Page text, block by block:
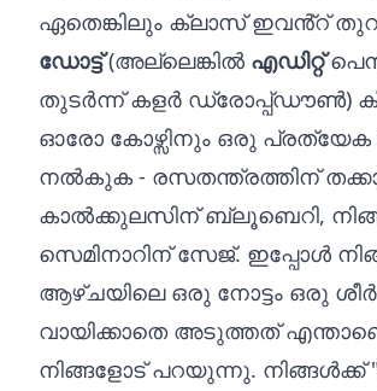
ഏതെങ്കിലും ക്ലാസ് ഇവൻ്റ്
ഡോട്ട്(അല്ലെങ്കിൽ എഡിറ്റ്
തുടർന്ന് കളർ ഡ്രോപ്പ്ഡൗൺ)
ഓരോ കോഴ്സിനും ഒരു പ്രത്യേക
നൽകുക - രസതന്ത്രത്തിന്
കാൽക്കുലസിന് ബ്ലൂബെറി,
സെമിനാറിന് സേജ്. ഇപ്പോൾ
ആഴ്‌ചയിലെ ഒരു നോട്ടം ഒരു
വായിക്കാതെ അടുത്തത്
നിങ്ങളോട് പറയുന്നു.